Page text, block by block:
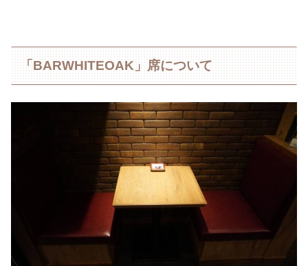
「BARWHITEOAK」席について